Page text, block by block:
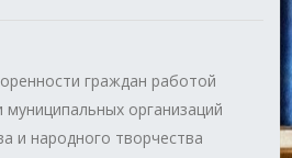
граждан работой
муниципальных организаций
и народного творчества